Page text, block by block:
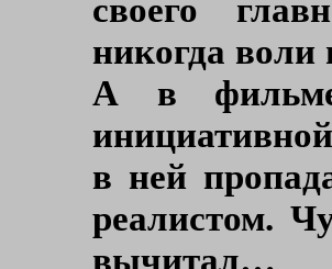
своего
никогда воли
А в
в ней
реалистом.
вычитал…